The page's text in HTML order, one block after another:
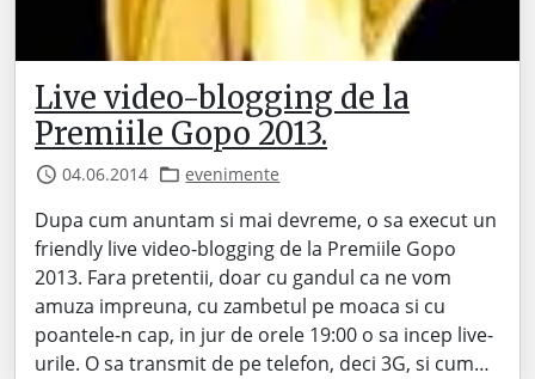
Live video-blogging de la
Premiile Gopo 2013.
04.06.2014 evenimente
Dupa cum anuntam si mai devreme, o sa execut un
friendly live video-blogging de la Premiile Gopo
2013. Fara pretentii, doar cu gandul ca ne vom
amuza impreuna, cu zambetul pe moaca si cu
poantele-n cap, in jur de orele 19:00 o sa incep live-
urile. O sa transmit de pe telefon, deci 3G, si cum…